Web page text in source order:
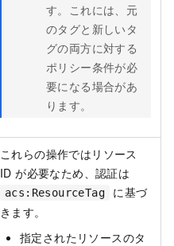
す。これには、元
のタグと新しいタ
グの両方に対する
ポリシー条件が必
要になる場合があ
ります。
これらの操作ではリソース
ID が必要なため、認証は
acs:ResourceTag
に基づ
きます。
指定されたリソースのタ